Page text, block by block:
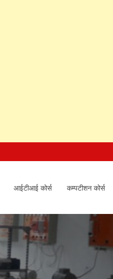
आईटीआई कोर्स कम्पटीशन कोर्स